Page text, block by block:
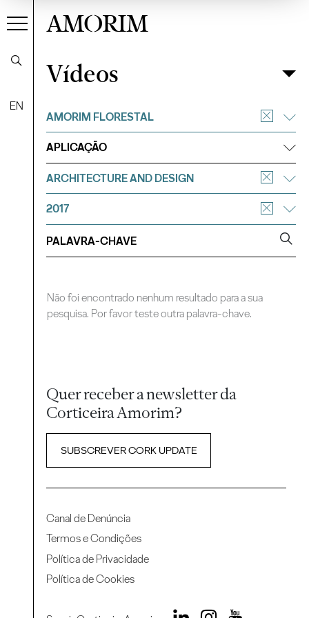
EN
AMORIM
VídeosFiltrar
Vídeos
AMORIM FLORESTAL
APLICAÇÃO
ARCHITECTURE AND DESIGN
2017
Não foi encontrado nenhum resultado para a sua
pesquisa. Por favor teste outra palavra-chave.
Quer receber a newsletter da
Corticeira Amorim?
SUBSCREVER CORK UPDATE
Canal de Denúncia
Termos e Condições
Política de Privacidade
Política de Cookies